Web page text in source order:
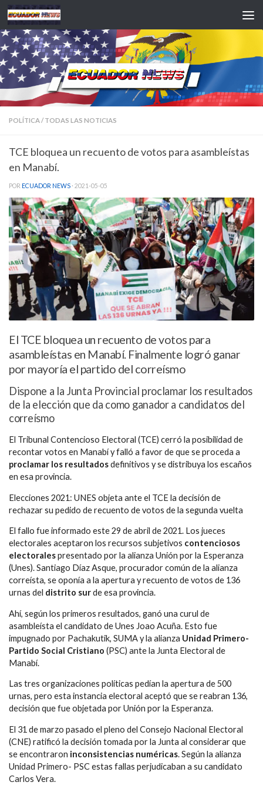
Saltar al contenido
POLÍTICA/ TODAS LAS NOTICIAS
TCE bloquea un recuento de votos para asambleístas
en Manabí.
POR ECUADOR NEWS · 2021-05-05
El TCE bloquea un recuento de votos para
asambleístas en Manabí. Finalmente logró ganar
por mayoría el partido del correísmo
Dispone a la Junta Provincial proclamar los resultados
de la elección que da como ganador a candidatos del
correísmo
El Tribunal Contencioso Electoral (TCE) cerró la posibilidad de
recontar votos en Manabí y falló a favor de que se proceda a
proclamar los resultadosdefinitivos y se distribuya los escaños
en esa provincia.
Elecciones 2021: UNES objeta ante el TCE la decisión de
rechazar su pedido de recuento de votos de la segunda vuelta
El fallo fue informado este 29 de abril de 2021. Los jueces
electorales aceptaron los recursos subjetivos contenciosos
electoralespresentado por la alianza Unión por la Esperanza
(Unes). Santiago Díaz Asque, procurador común de la alianza
correísta, se oponía a la apertura y recuento de votos de 136
urnas del distrito surde esa provincia.
Ahí, según los primeros resultados, ganó una curul de
asambleísta el candidato de Unes Joao Acuña. Esto fue
impugnado por Pachakutik, SUMA y la alianza Unidad Primero-
Partido Social Cristiano (PSC) ante la Junta Electoral de
Manabí.
Las tres organizaciones políticas pedían la apertura de 500
urnas, pero esta instancia electoral aceptó que se reabran 136,
decisión que fue objetada por Unión por la Esperanza.
El 31 de marzo pasado el pleno del Consejo Nacional Electoral
(CNE) ratificó la decisión tomada por la Junta al considerar que
se encontraron inconsistencias numéricas. Según la alianza
Unidad Primero- PSC estas fallas perjudicaban a su candidato
Carlos Vera.